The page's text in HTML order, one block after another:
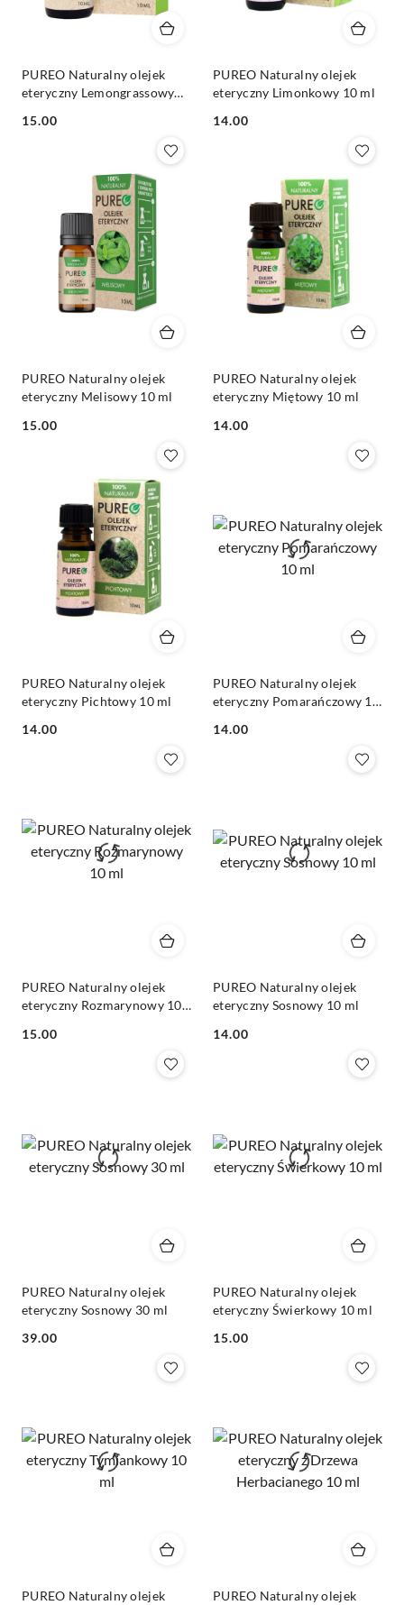
PUREO Naturalny olejek
eteryczny Lemongrassowy
Cena:
15.00
PUREO Naturalny olejek
eteryczny Limonkowy 10 ml
Cena:
14.00
PUREO Naturalny olejek
eteryczny Melisowy 10 ml
Cena:
15.00
PUREO Naturalny olejek
eteryczny Miętowy 10 ml
Cena:
14.00
PUREO Naturalny olejek
eteryczny Pichtowy 10 ml
Cena:
14.00
PUREO Naturalny olejek
eteryczny Pomarańczowy 10
Cena:
14.00
PUREO Naturalny olejek
eteryczny Rozmarynowy 10
Cena:
15.00
PUREO Naturalny olejek
eteryczny Sosnowy 10 ml
Cena:
14.00
PUREO Naturalny olejek
eteryczny Sosnowy 30 ml
Cena:
39.00
PUREO Naturalny olejek
eteryczny Świerkowy 10 ml
Cena:
15.00
PUREO Naturalny olejek
PUREO Naturalny olejek